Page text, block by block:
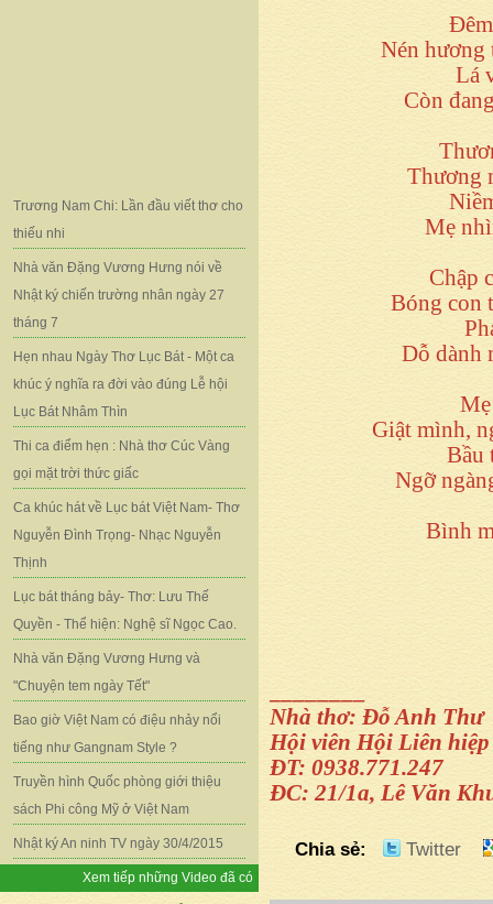
Trương Nam Chi: Lần đầu viết thơ cho
thiếu nhi
Nhà văn Đặng Vương Hưng nói về
Nhật ký chiến trường nhân ngày 27
tháng 7
Hẹn nhau Ngày Thơ Lục Bát - Một ca
khúc ý nghĩa ra đời vào đúng Lễ hội
Lục Bát Nhâm Thìn
Thi ca điểm hẹn : Nhà thơ Cúc Vàng
gọi mặt trời thức giấc
Ca khúc hát về Lục bát Việt Nam- Thơ
Nguyễn Đình Trọng- Nhạc Nguyễn
Thịnh
Lục bát tháng bảy- Thơ: Lưu Thế
Quyền - Thể hiện: Nghệ sĩ Ngọc Cao.
Nhà văn Đặng Vương Hưng và
"Chuyện tem ngày Tết"
Bao giờ Việt Nam có điệu nhảy nổi
tiếng như Gangnam Style ?
Truyền hình Quốc phòng giới thiệu
sách Phi công Mỹ ở Việt Nam
Nhật ký An ninh TV ngày 30/4/2015
Xem tiếp những Video đã có
Nén hương
Lá
Còn
Thương
Mẹ
Chập
Bóng con
Dỗ dành
Giật mình,
Bầu
Ngỡ
Bình
Nhà thơ: Đỗ Anh Thư
Hội viên Hội Liên
ĐT: 0938.771.247
ĐC: 21/1a, Lê Văn
Chia sẻ: Twitter